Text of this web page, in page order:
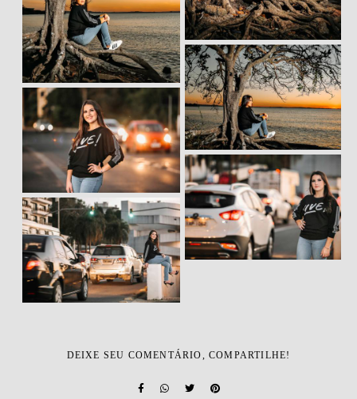
DEIXE SEU COMENTÁRIO, COMPARTILHE!